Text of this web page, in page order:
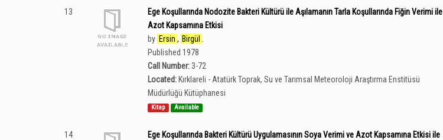
13
Ege Koşullarında Nodozite Bakteri Kültürü ile Aşılamanın Tarla Koşullarında Fiğin Verimi ile
Azot Kapsamına Etkisi
by Ersin , Birgül
Published 1978
Call Number: 3-72
Located: Kırklareli - Atatürk Toprak, Su ve Tarımsal Meteoroloji Araştırma Enstitüsü
Müdürlüğü Kütüphanesi
Kitap Available
14
Ege Koşullarında Bakteri Kültürü Uygulamasının Soya Verimi ve Azot Kapsamına Etkisi ile